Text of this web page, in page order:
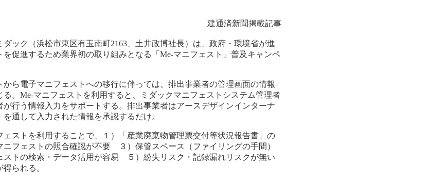
建通済新聞掲載記事
ダック（浜松市東区有玉南町2163、土井政博社長）は、政府・環境省が進
を促進するため業界初の取り組みとなる「Me-マニフェスト」普及キャンペ
から電子マニフェストへの移行に伴っては、排出事業者の管理画面の情報
る。Me-マニフェストを利用すると、ミダックマニフェストシステム管理者
が行う情報入力をサポートする。排出事業者はアースデザインインターナ
通して入力された情報を承認するだけ。
ェストを利用することで、１）「産業廃棄物管理票交付等状況報告書」の
フェストの照合確認が不要 ３）保管スペース（ファイリングの手間）
トの検索・データ活用が容易 ５）紛失リスク・記録漏れリスクが無い
られる。